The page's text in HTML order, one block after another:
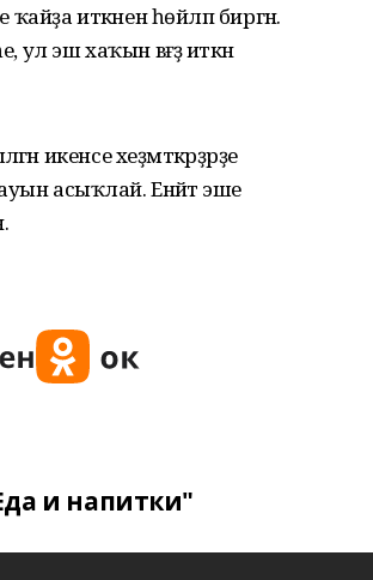
ҡайҙа иткәнен һөйләп биргән.
эш хаҡын вәғәҙә иткән
икенсе хеҙмәткәрҙәрҙе
асыҡлай. Енәйәт эше
и напитки"